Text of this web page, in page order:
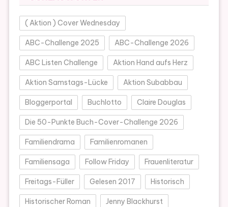
( Aktion ) Cover Wednesday
ABC-Challenge 2025 ABC-Challenge 2026
ABC Listen Challenge Aktion Hand aufs Herz
Aktion Samstags-Lücke Aktion Subabbau
Bloggerportal Buchlotto Claire Douglas
Die 50-Punkte Buch-Cover-Challenge 2026
Familiendrama Familienromanen
Familiensaga Follow Friday Frauenliteratur
Freitags-Füller Gelesen 2017 Historisch
Historischer Roman Jenny Blackhurst